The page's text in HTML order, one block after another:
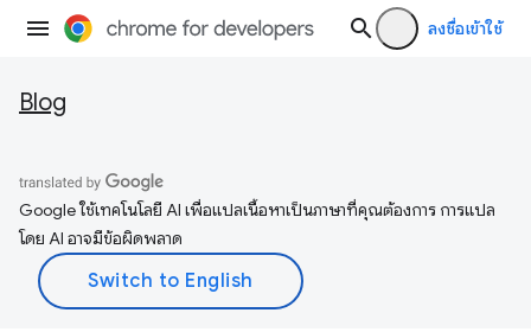
ลงชื่อเข้าใช้
Blog
Google ใช้เทคโนโลยี AI เพื่อแปลเนื้อหาเป็นภาษาที่คุณต้องการ การแปล
โดย AI อาจมีข้อผิดพลาด